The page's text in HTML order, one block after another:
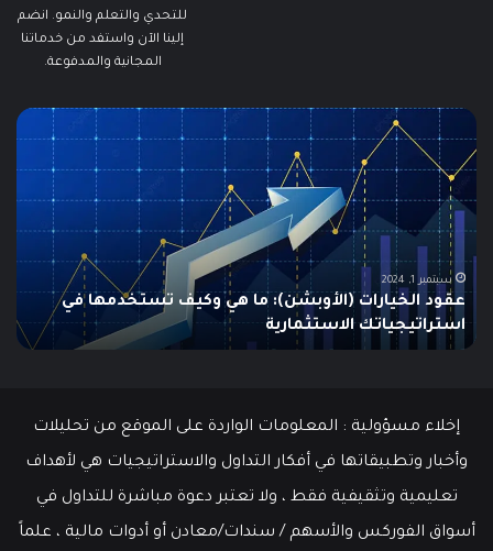
للتحدي والتعلم والنمو. انضم
إلينا الآن واستفد من خدماتنا
المجانية والمدفوعة.
ما
هو
الـ
Swing
دليلك
الشامل
للمبتدئين
يونيو 10, 2025
ما هو الـ Swing Trading؟ دليلك الشامل للمبتدئين
إخلاء مسؤولية : المعلومات الواردة على الموقع من تحليلات
وأخبار وتطبيقاتها في أفكار التداول والاستراتيجيات هي لأهداف
تعليمية وتثقيفية فقط ، ولا تعتبر دعوة مباشرة للتداول في
أسواق الفوركس والأسهم / سندات/معادن أو أدوات مالية ، علماً